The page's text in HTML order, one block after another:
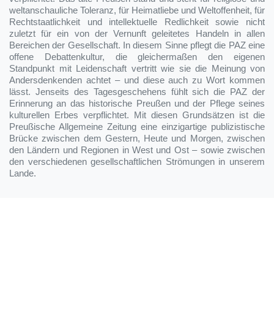
weltanschauliche Toleranz, für Heimatliebe und Weltoffenheit, für
Rechtstaatlichkeit und intellektuelle Redlichkeit sowie nicht
zuletzt für ein von der Vernunft geleitetes Handeln in allen
Bereichen der Gesellschaft. In diesem Sinne pflegt die PAZ eine
offene Debattenkultur, die gleichermaßen den eigenen
Standpunkt mit Leidenschaft vertritt wie sie die Meinung von
Andersdenkenden achtet – und diese auch zu Wort kommen
lässt. Jenseits des Tagesgeschehens fühlt sich die PAZ der
Erinnerung an das historische Preußen und der Pflege seines
kulturellen Erbes verpflichtet. Mit diesen Grundsätzen ist die
Preußische Allgemeine Zeitung eine einzigartige publizistische
Brücke zwischen dem Gestern, Heute und Morgen, zwischen
den Ländern und Regionen in West und Ost – sowie zwischen
den verschiedenen gesellschaftlichen Strömungen in unserem
Lande.